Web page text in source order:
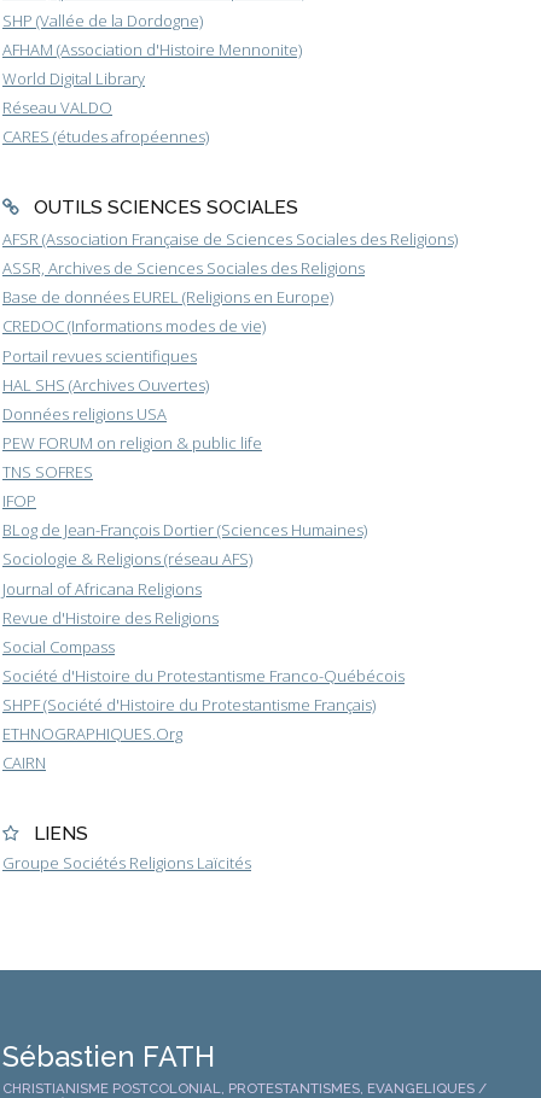
SHP (Vallée de la Dordogne)
AFHAM (Association d'Histoire Mennonite)
World Digital Library
Réseau VALDO
CARES (études afropéennes)
OUTILS SCIENCES SOCIALES
AFSR (Association Française de Sciences Sociales des Religions)
ASSR, Archives de Sciences Sociales des Religions
Base de données EUREL (Religions en Europe)
CREDOC (Informations modes de vie)
Portail revues scientifiques
HAL SHS (Archives Ouvertes)
Données religions USA
PEW FORUM on religion & public life
TNS SOFRES
IFOP
BLog de Jean-François Dortier (Sciences Humaines)
Sociologie & Religions (réseau AFS)
Journal of Africana Religions
Revue d'Histoire des Religions
Social Compass
Société d'Histoire du Protestantisme Franco-Québécois
SHPF (Société d'Histoire du Protestantisme Français)
ETHNOGRAPHIQUES.Org
CAIRN
LIENS
Groupe Sociétés Religions Laïcités
Sébastien FATH
CHRISTIANISME POSTCOLONIAL, PROTESTANTISMES, EVANGELIQUES /